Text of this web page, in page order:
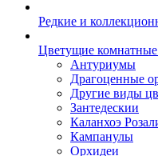
Редкие и
Цветущие комнатные
Антуриумы
Драгоценные
Другие виды
Зантедескии
Каланхоэ
Кампанулы
Орхидеи